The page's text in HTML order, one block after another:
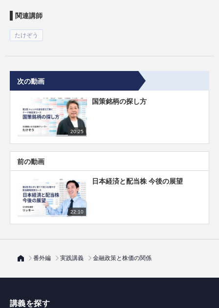
関連講師
たけぞう
次の動画
20:25
国策銘柄の探し方
前の動画
22:10
日本経済と配当株 今後の展望
番外編 実践講義 金融政策と株価の関係
講義を探す